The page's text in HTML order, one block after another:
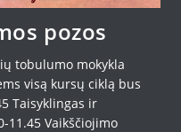
pozos
tobulumo mokykla
visą kursų ciklą bus
Taisyklingas ir
11.45 Vaikščiojimo